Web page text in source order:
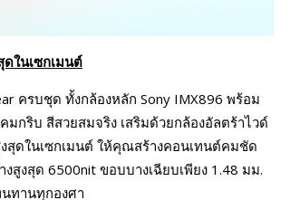
ดในเซกเมนต์
ครบชุด ทั้งกล้องหลัก Sony IMX896 พร้อม
กริบ สีสวยสมจริง เสริมด้วยกล้องอัลตร้าไวด์
สุดในเซกเมนต์ ให้คุณสร้างคอนเทนต์คมชัด
สูงสุด 6500nit ขอบบางเฉียบเพียง 1.48 มม.
ทานทุกองศา